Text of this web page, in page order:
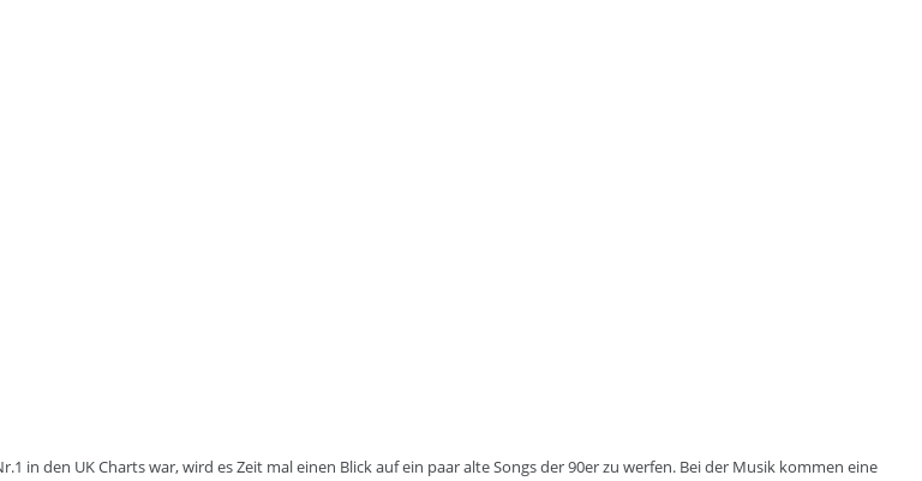
in den UK Charts war, wird es Zeit mal einen Blick auf ein paar alte Songs der 90er zu werfen. Bei der Musik kommen eine